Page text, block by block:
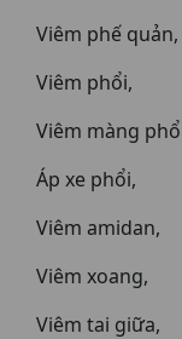
Viêm phế quản,
Viêm phổi,
Viêm màng
Áp xe phổi,
Viêm amidan,
Viêm xoang,
Viêm tai giữa,